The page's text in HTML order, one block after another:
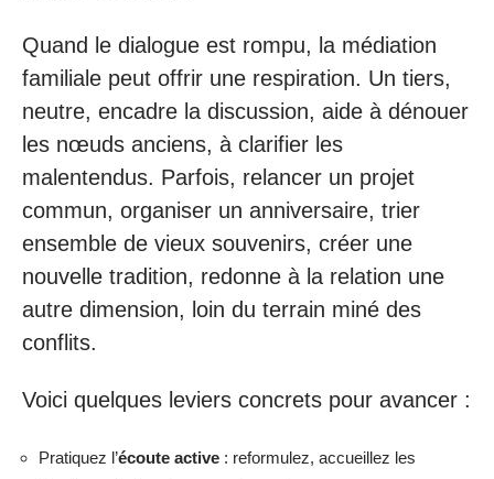
Quand le dialogue est rompu, la médiation
familiale peut offrir une respiration. Un tiers,
neutre, encadre la discussion, aide à dénouer
les nœuds anciens, à clarifier les
malentendus. Parfois, relancer un projet
commun, organiser un anniversaire, trier
ensemble de vieux souvenirs, créer une
nouvelle tradition, redonne à la relation une
autre dimension, loin du terrain miné des
conflits.
Voici quelques leviers concrets pour avancer :
Pratiquez l’écoute active : reformulez, accueillez les